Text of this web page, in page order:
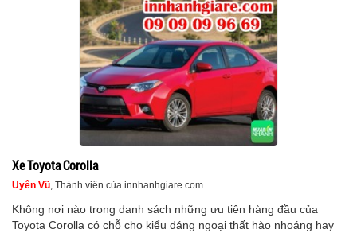
Xe Toyota Corolla
Uyên Vũ, Thành viên của innhanhgiare.com
Không nơi nào trong danh sách những ưu tiên hàng đầu của
Toyota Corolla có chỗ cho kiểu dáng ngoại thất hào nhoáng hay